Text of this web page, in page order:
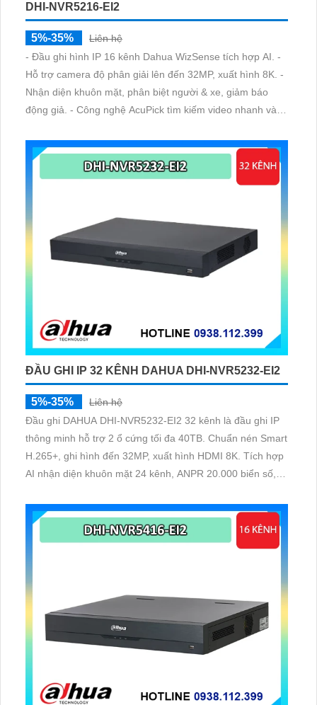
DHI-NVR5216-EI2
5%-35%
Liên hệ
- Đầu ghi hình IP 16 kênh Dahua WizSense tích hợp AI. -
Hỗ trợ camera độ phân giải lên đến 32MP, xuất hình 8K. -
Nhận diện khuôn mặt, phân biệt người & xe, giảm báo
động giả. - Công nghệ AcuPick tìm kiếm video nhanh và
hệ thống chuyên nghiệp
ĐẦU GHI IP 32 KÊNH DAHUA DHI-NVR5232-EI2
5%-35%
Liên hệ
Đầu ghi DAHUA DHI-NVR5232-EI2 32 kênh là đầu ghi IP
thông minh hỗ trợ 2 ổ cứng tối đa 40TB. Chuẩn nén Smart
H.265+, ghi hình đến 32MP, xuất hình HDMI 8K. Tích hợp
AI nhận diện khuôn mặt 24 kênh, ANPR 20.000 biển số,